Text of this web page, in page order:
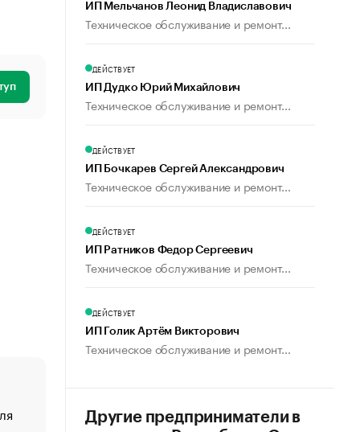
«От спорта тело стареет иначе». Как живет глава
ИП Мельчанов Леонид Владиславович
Техническое обслуживание и ремонт...
ДЕЙСТВУЕТ
ИП Дудко Юрий Михайлович
Техническое обслуживание и ремонт...
ДЕЙСТВУЕТ
ИП Бочкарев Сергей Александрович
Техническое обслуживание и ремонт...
ДЕЙСТВУЕТ
ИП Ратников Федор Сергеевич
Техническое обслуживание и ремонт...
ДЕЙСТВУЕТ
ИП Голик Артём Викторович
Техническое обслуживание и ремонт...
Другие предприниматели в